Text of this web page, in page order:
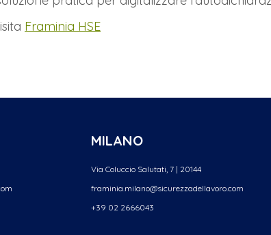
Framinia HSE
MILANO
Via Coluccio Salutati, 7 | 20144
framinia.milano@sicurezzadellavoro.com
+39 02 2666043